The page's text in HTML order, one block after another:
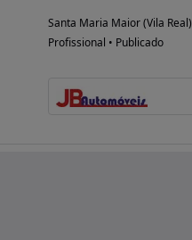
Santa Maria Maior (Vila Real)
Profissional • Publicado